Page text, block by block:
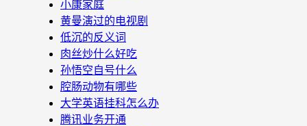
小康家庭
黄曼演过的电视剧
低沉的反义词
肉丝炒什么好吃
孙悟空自号什么
腔肠动物有哪些
大学英语挂科怎么办
腾讯业务开通